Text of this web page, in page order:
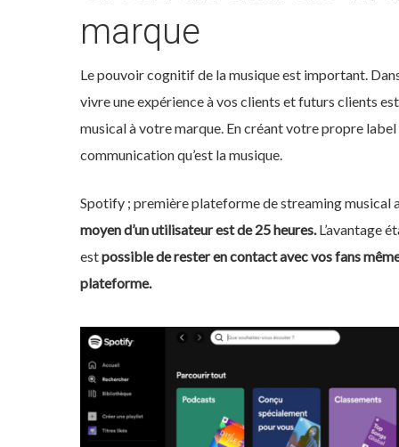
marque
Le pouvoir cognitif de la musique est important.
vivre une expérience à vos clients et futurs clients
musical à votre marque. En créant votre propre
communication qu’est la musique.
Spotify ; première plateforme de streaming musical
moyen d’un utilisateur est de 25 heures.L’avantage
estpossible de rester en contact avec vos fans
plateforme.